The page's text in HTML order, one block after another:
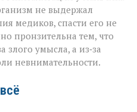
не выдержал
медиков, спасти его не
пронзительна тем, что
злого умысла, а из‑за
невнимательности.